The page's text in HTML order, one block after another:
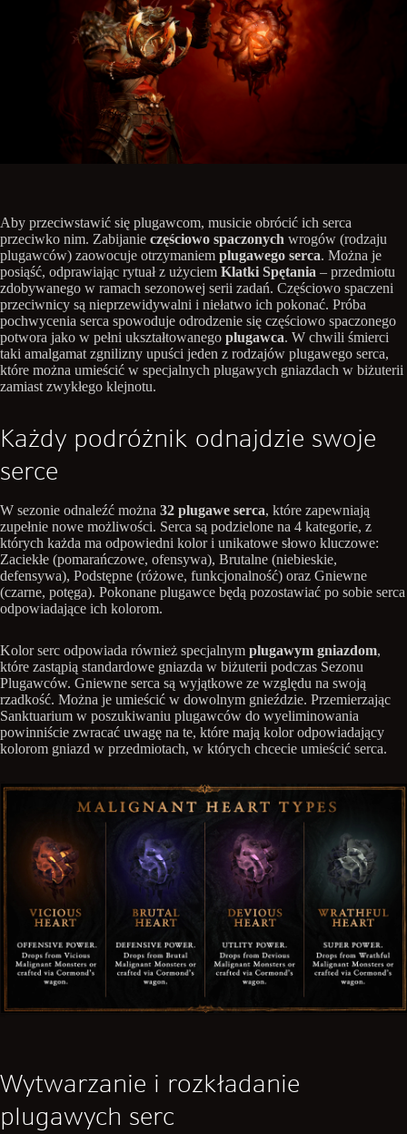
Aby przeciwstawić się plugawcom, musicie obrócić ich serca
przeciwko nim. Zabijanie częściowo spaczonych wrogów (rodzaju
plugawców) zaowocuje otrzymaniem plugawego serca. Można je
posiąść, odprawiając rytuał z użyciem Klatki Spętania – przedmiotu
zdobywanego w ramach sezonowej serii zadań. Częściowo spaczeni
przeciwnicy są nieprzewidywalni i niełatwo ich pokonać. Próba
pochwycenia serca spowoduje odrodzenie się częściowo spaczonego
potwora jako w pełni ukształtowanego plugawca. W chwili śmierci
taki amalgamat zgnilizny upuści jeden z rodzajów plugawego serca,
które można umieścić w specjalnych plugawych gniazdach w biżuterii
zamiast zwykłego klejnotu.
Każdy podróżnik odnajdzie swoje
serce
W sezonie odnaleźć można 32 plugawe serca, które zapewniają
zupełnie nowe możliwości. Serca są podzielone na 4 kategorie, z
których każda ma odpowiedni kolor i unikatowe słowo kluczowe:
Zaciekłe (pomarańczowe, ofensywa), Brutalne (niebieskie,
defensywa), Podstępne (różowe, funkcjonalność) oraz Gniewne
(czarne, potęga). Pokonane plugawce będą pozostawiać po sobie serca
odpowiadające ich kolorom.
Kolor serc odpowiada również specjalnym plugawym gniazdom,
które zastąpią standardowe gniazda w biżuterii podczas Sezonu
Plugawców. Gniewne serca są wyjątkowe ze względu na swoją
rzadkość. Można je umieścić w dowolnym gnieździe. Przemierzając
Sanktuarium w poszukiwaniu plugawców do wyeliminowania
powinniście zwracać uwagę na te, które mają kolor odpowiadający
kolorom gniazd w przedmiotach, w których chcecie umieścić serca.
Wytwarzanie i rozkładanie
plugawych serc